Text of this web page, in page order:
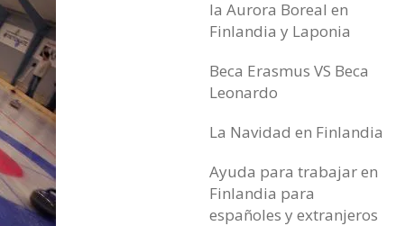
la Aurora Boreal en
Finlandia y Laponia
Beca Erasmus VS Beca
Leonardo
La Navidad en Finlandia
Ayuda para trabajar en
Finlandia para
españoles y extranjeros